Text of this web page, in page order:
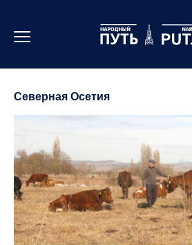
содержанию
Северная Осетия